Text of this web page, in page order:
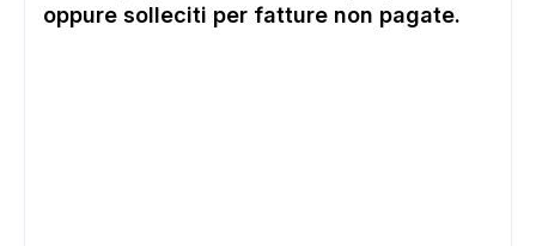
oppure solleciti per fatture non pagate.